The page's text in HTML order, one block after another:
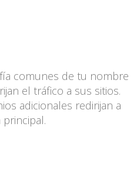
comunes de tu nombre
el tráfico a sus sitios.
adicionales redirijan a